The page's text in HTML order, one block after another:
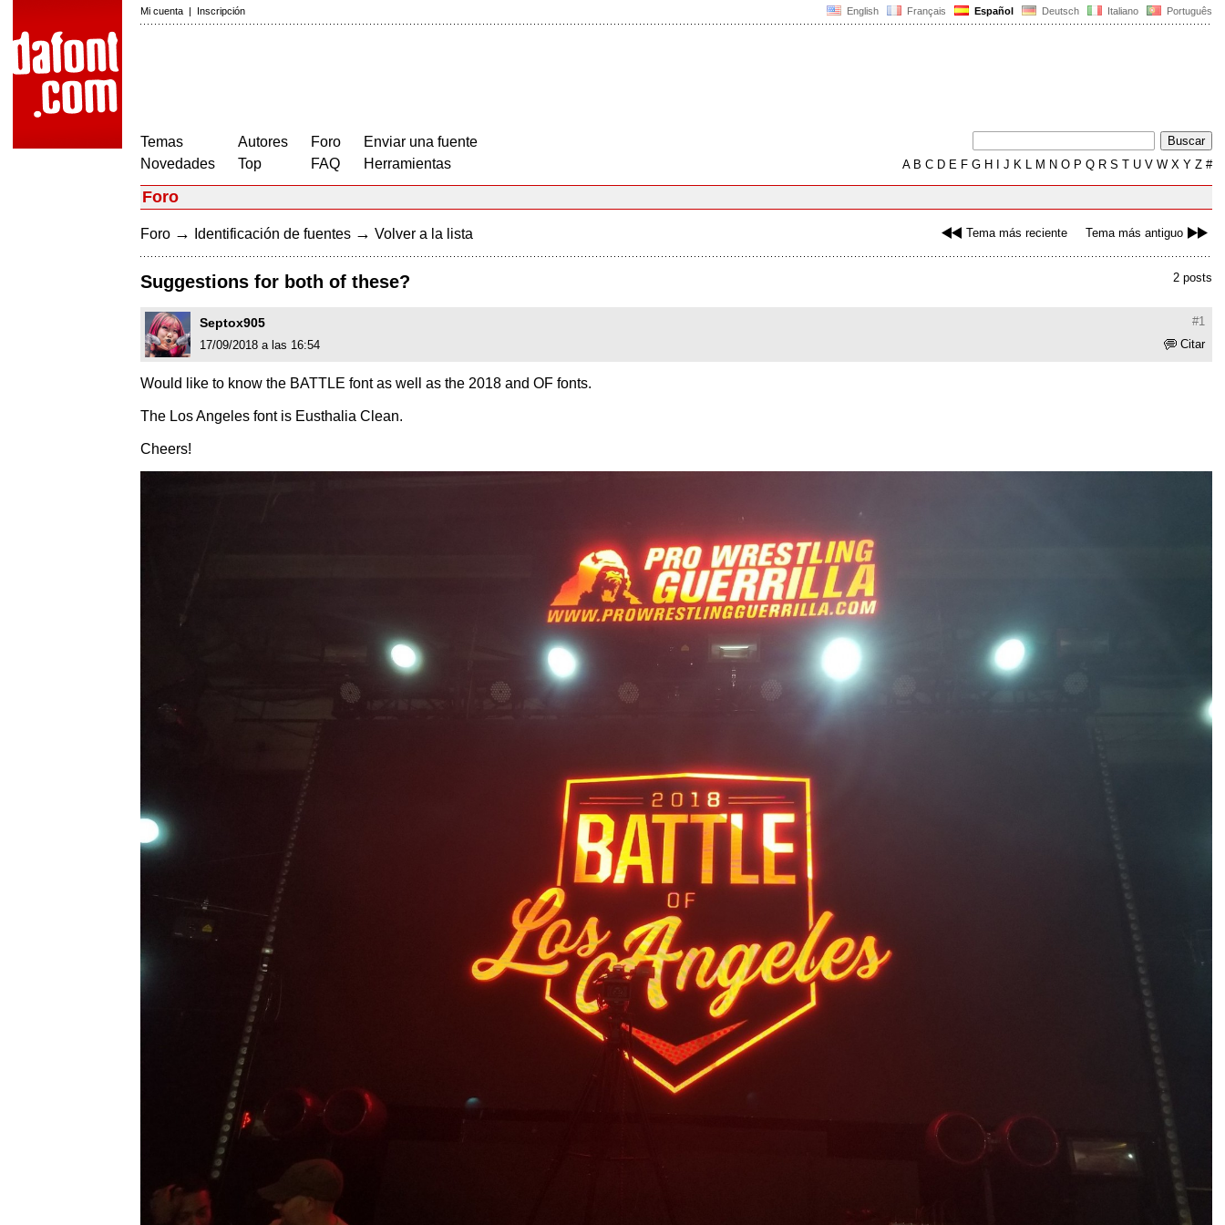
English Français Español Deutsch Italiano Português
Mi cuenta | Inscripción
Temas
Novedades
Autores
Top
Foro
FAQ
Enviar una fuente
Herramientas
AB C D E F G H J K L M N O P Q R S T U V W X Y Z #
Foro
Tema más reciente Tema más antiguo
Foro → Identificación de fuentes → Volver a la lista
2 posts
Suggestions for both of these?
#1
Septox905
Citar
17/09/2018 a las 16:54
Would like to know the BATTLE font as well as the 2018 and OF fonts.
The Los Angeles font is Eusthalia Clean.
Cheers!